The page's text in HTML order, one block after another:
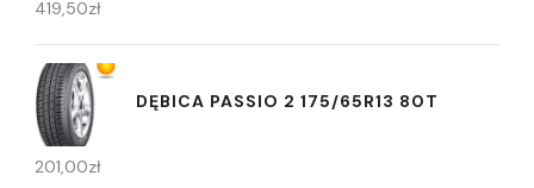
419,50zł
DĘBICA PASSIO 2 175/65R13 80T
201,00zł